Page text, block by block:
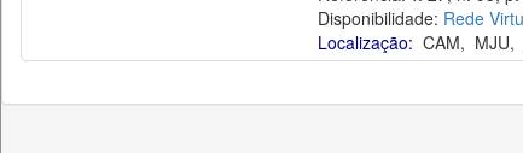
Disponibilidade: Rede
Localização: CAM, MJU,